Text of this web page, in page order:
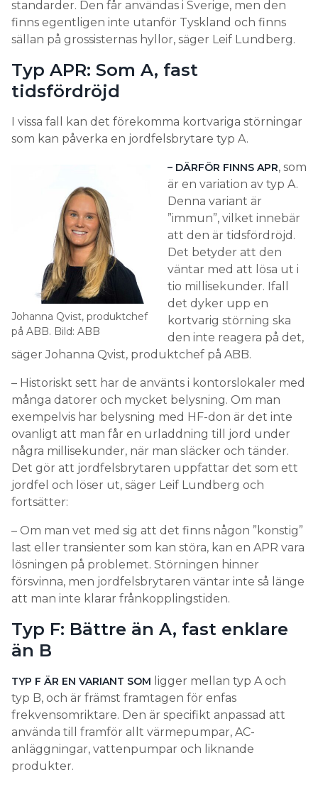
standarder. Den får användas i Sverige, men den
finns egentligen inte utanför Tyskland och finns
sällan på grossisternas hyllor, säger Leif Lundberg.
Typ APR: Som A, fast
tidsfördröjd
I vissa fall kan det förekomma kortvariga störningar
som kan påverka en jordfelsbrytare typ A.
Johanna Qvist, produktchef
på ABB. Bild: ABB
– DÄRFÖR FINNS APR, som
är en variation av typ A.
Denna variant är
”immun”, vilket innebär
att den är tidsfördröjd.
Det betyder att den
väntar med att lösa ut i
tio millisekunder. Ifall
det dyker upp en
kortvarig störning ska
den inte reagera på det,
säger Johanna Qvist, produktchef på ABB.
– Historiskt sett har de använts i kontorslokaler med
många datorer och mycket belysning. Om man
exempelvis har belysning med HF-don är det inte
ovanligt att man får en urladdning till jord under
några millisekunder, när man släcker och tänder.
Det gör att jordfelsbrytaren uppfattar det som ett
jordfel och löser ut, säger Leif Lundberg och
fortsätter:
– Om man vet med sig att det finns någon ”konstig”
last eller transienter som kan störa, kan en APR vara
lösningen på problemet. Störningen hinner
försvinna, men jordfelsbrytaren väntar inte så länge
att man inte klarar frånkopplingstiden.
Typ F: Bättre än A, fast enklare
än B
TYP F ÄR EN VARIANT SOM ligger mellan typ A och
typ B, och är främst framtagen för enfas
frekvensomriktare. Den är specifikt anpassad att
använda till framför allt värmepumpar, AC-
anläggningar, vattenpumpar och liknande
produkter.